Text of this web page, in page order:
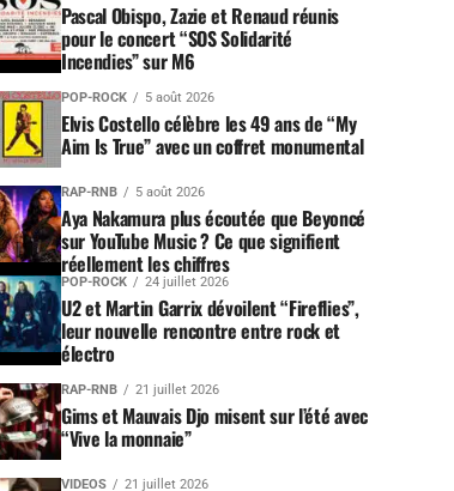
Pascal Obispo, Zazie et Renaud réunis
pour le concert “SOS Solidarité
Incendies” sur M6
POP-ROCK 5 août 2026
Elvis Costello célèbre les 49 ans de “My
Aim Is True” avec un coffret monumental
RAP-RNB 5 août 2026
Aya Nakamura plus écoutée que Beyoncé
sur YouTube Music ? Ce que signifient
réellement les chiffres
POP-ROCK 24 juillet 2026
U2 et Martin Garrix dévoilent “Fireflies”,
leur nouvelle rencontre entre rock et
électro
RAP-RNB 21 juillet 2026
Gims et Mauvais Djo misent sur l’été avec
“Vive la monnaie”
VIDEOS 21 juillet 2026